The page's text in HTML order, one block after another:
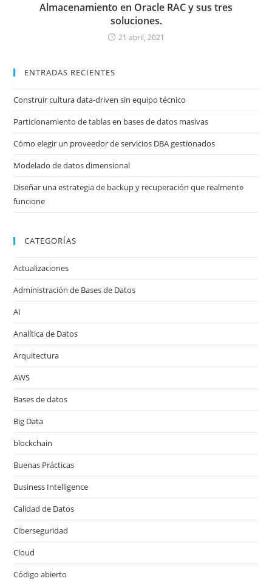
Almacenamiento en Oracle RAC y sus tres
soluciones.
21 abril, 2021
ENTRADAS RECIENTES
Construir cultura data-driven sin equipo técnico
Particionamiento de tablas en bases de datos masivas
Cómo elegir un proveedor de servicios DBA gestionados
Modelado de datos dimensional
Diseñar una estrategia de backup y recuperación que realmente
funcione
CATEGORÍAS
Actualizaciones
Administración de Bases de Datos
AI
Analítica de Datos
Arquitectura
AWS
Bases de datos
Big Data
blockchain
Buenas Prácticas
Business Intelligence
Calidad de Datos
Ciberseguridad
Cloud
Código abierto